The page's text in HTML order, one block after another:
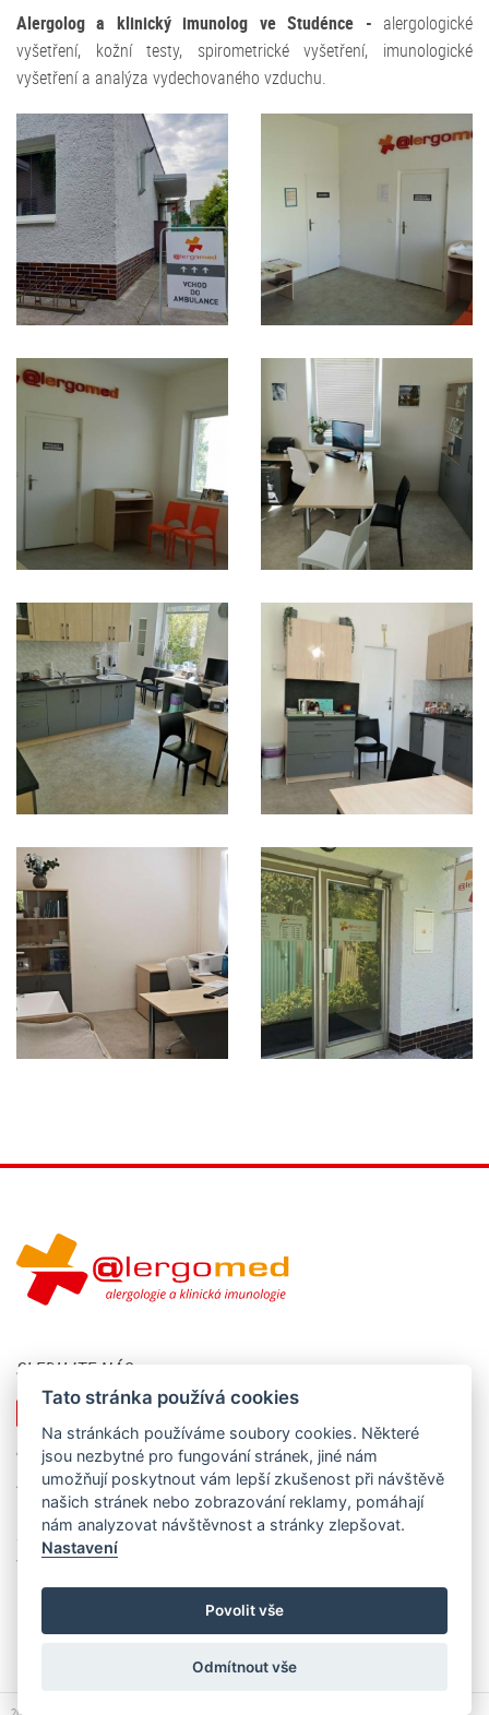
Alergolog a klinický imunolog ve Studénce - alergologické
vyšetření, kožní testy, spirometrické vyšetření, imunologické
vyšetření a analýza vydechovaného vzduchu.
SLEDUJTE NÁS
KONTAKTUJTE NÁS
Alergomed s.r.o., nám. Svobody 527, 739 61 Třinec - Lyžbice
IČO: 258 86 517, DIČ: CZ25886517
Společnost je registrována u Krajského soudu v Ostravě, oddíl C,
vložka 24586.
sekretariat@alergomed.cz
Tato stránka používá cookies
Na stránkách používáme soubory cookies. Některé
jsou nezbytné pro fungování stránek, jiné nám
umožňují poskytnout vám lepší zkušenost při návštěvě
našich stránek nebo zobrazování reklamy, pomáhají
nám analyzovat návštěvnost a stránky zlepšovat.
Nastavení
Povolit vše
Odmítnout vše